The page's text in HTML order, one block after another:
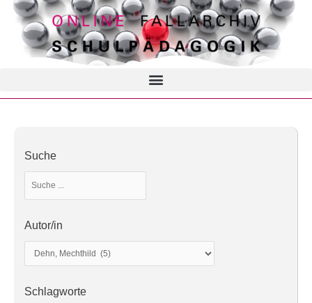
Suche
Autor/in
Schlagworte